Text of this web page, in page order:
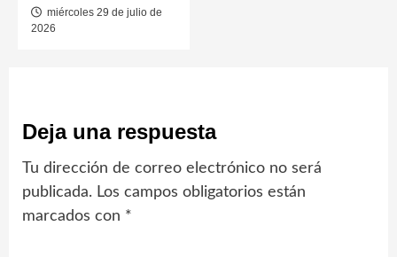
miércoles 29 de julio de
2026
Deja una respuesta
Tu dirección de correo electrónico no será
publicada. Los campos obligatorios están
marcados con *